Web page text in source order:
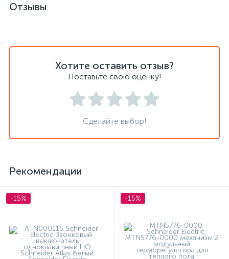
Отзывы
Хотите оставить отзыв?
Поставьте свою оценку!
Сделайте выбор!
Рекомендации
-15% -15%